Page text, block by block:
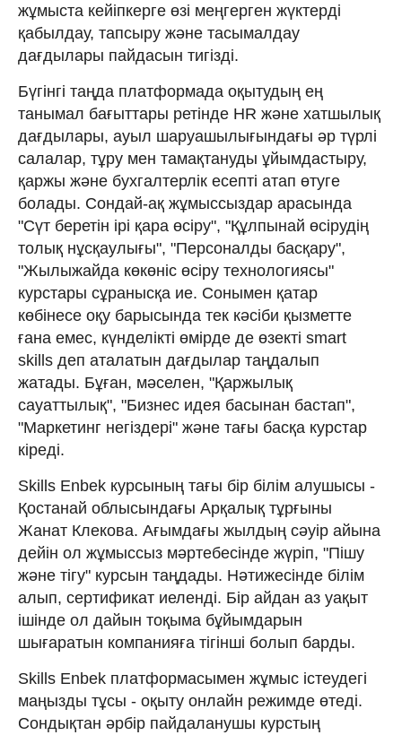
жұмыста кейіпкерге өзі меңгерген жүктерді
қабылдау, тапсыру және тасымалдау
дағдылары пайдасын тигізді.
Бүгінгі таңда платформада оқытудың ең
танымал бағыттары ретінде HR және хатшылық
дағдылары, ауыл шаруашылығындағы әр түрлі
салалар, тұру мен тамақтануды ұйымдастыру,
қаржы және бухгалтерлік есепті атап өтуге
болады. Сондай-ақ жұмыссыздар арасында
"Сүт беретін ірі қара өсіру", "Құлпынай өсірудің
толық нұсқаулығы", "Персоналды басқару",
"Жылыжайда көкөніс өсіру технологиясы"
курстары сұранысқа ие. Сонымен қатар
көбінесе оқу барысында тек кәсіби қызметте
ғана емес, күнделікті өмірде де өзекті smart
skills деп аталатын дағдылар таңдалып
жатады. Бұған, мәселен, "Қаржылық
сауаттылық", "Бизнес идея басынан бастап",
"Маркетинг негіздері" және тағы басқа курстар
кіреді.
Skills Enbek курсының тағы бір білім алушысы -
Қостанай облысындағы Арқалық тұрғыны
Жанат Клекова. Ағымдағы жылдың сәуір айына
дейін ол жұмыссыз мәртебесінде жүріп, "Пішу
және тігу" курсын таңдады. Нәтижесінде білім
алып, сертификат иеленді. Бір айдан аз уақыт
ішінде ол дайын тоқыма бұйымдарын
шығаратын компанияға тігінші болып барды.
Skills Enbek платформасымен жұмыс істеудегі
маңызды тұсы - оқыту онлайн режимде өтеді.
Сондықтан әрбір пайдаланушы курстың